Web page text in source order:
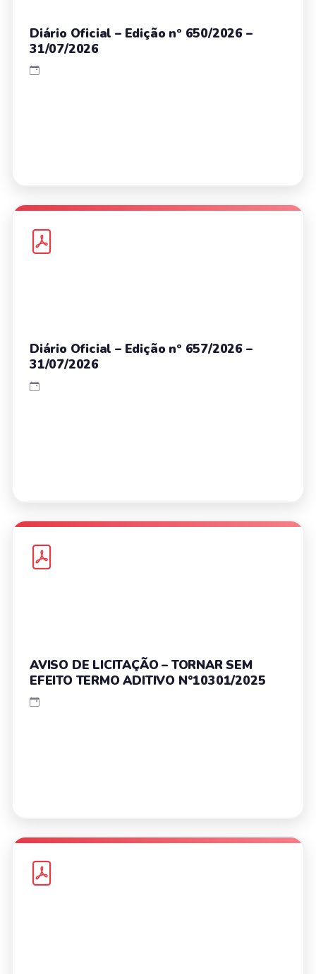
Diário Oficial – Edição nº 650/2026 –
31/07/2026
Diário Oficial – Edição nº 657/2026 –
31/07/2026
AVISO DE LICITAÇÃO – TORNAR SEM
EFEITO TERMO ADITIVO N°10301/2025